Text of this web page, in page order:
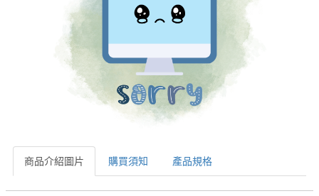
商品介紹圖片 購買須知 產品規格